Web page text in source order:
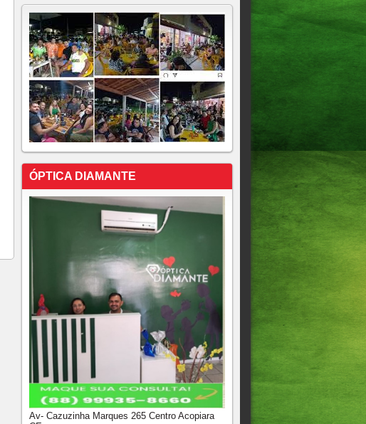
ÓPTICA DIAMANTE
Av- Cazuzinha Marques 265 Centro Acopiara